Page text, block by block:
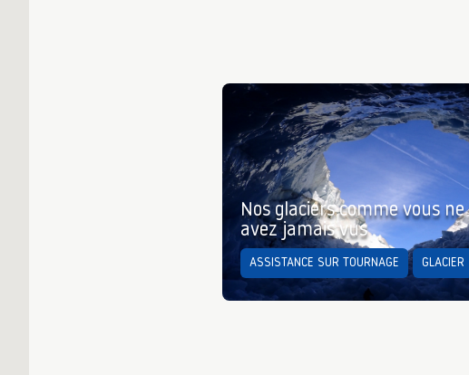
Nos glaciers comme vous ne
avez jamais vus
ASSISTANCE SUR TOURNAGE GLACIER